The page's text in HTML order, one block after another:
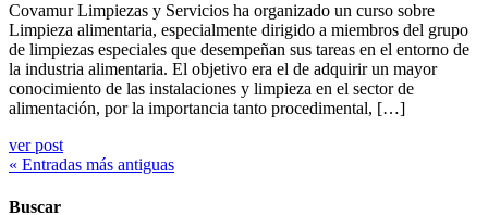
Covamur Limpiezas y Servicios ha organizado un curso sobre
Limpieza alimentaria, especialmente dirigido a miembros del grupo
de limpiezas especiales que desempeñan sus tareas en el entorno de
la industria alimentaria. El objetivo era el de adquirir un mayor
conocimiento de las instalaciones y limpieza en el sector de
alimentación, por la importancia tanto procedimental, […]
ver post
« Entradas más antiguas
Buscar